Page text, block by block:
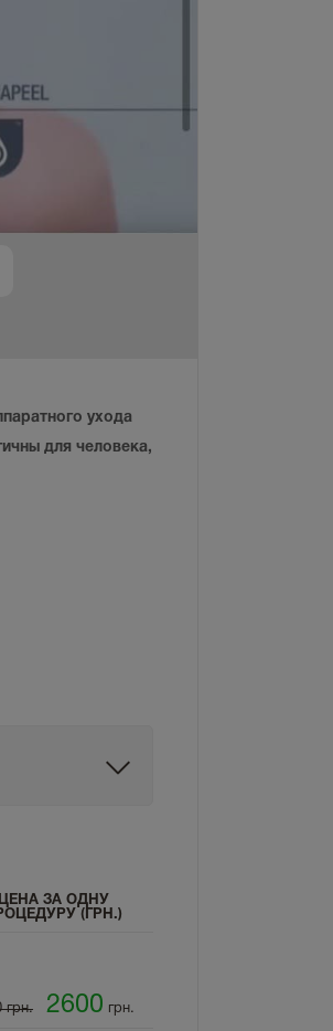
ухода
для человека,
ЦЕНА ЗА ОДНУ
(ГРН.)
грн. 2600 грн.